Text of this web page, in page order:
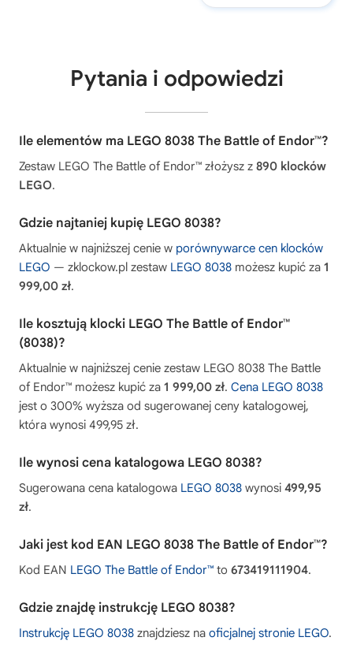
Pytania i odpowiedzi
Ile elementów ma LEGO 8038 The Battle of Endor™?
Zestaw LEGO The Battle of Endor™ złożysz z 890 klocków
LEGO.
Gdzie najtaniej kupię LEGO 8038?
Aktualnie w najniższej cenie w porównywarce cen klocków
LEGO — zklockow.pl zestaw LEGO 8038 możesz kupić za 1
999,00 zł.
Ile kosztują klocki LEGO The Battle of Endor™
(8038)?
Aktualnie w najniższej cenie zestaw LEGO 8038 The Battle
of Endor™ możesz kupić za 1 999,00 zł. Cena LEGO 8038
jest o 300% wyższa od sugerowanej ceny katalogowej,
która wynosi 499,95 zł.
Ile wynosi cena katalogowa LEGO 8038?
Sugerowana cena katalogowa LEGO 8038 wynosi 499,95
zł.
Jaki jest kod EAN LEGO 8038 The Battle of Endor™?
Kod EAN LEGO The Battle of Endor™ to 673419111904.
Gdzie znajdę instrukcję LEGO 8038?
Instrukcję LEGO 8038 znajdziesz na oficjalnej stronie LEGO.